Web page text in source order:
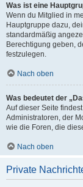
Was ist eine
Wenn du Mitglied in
Hauptgruppe dazu,
standardmäßig
Berechtigung geben,
festzulegen.
Nach oben
Was bedeutet der
Auf dieser Seite
Administratoren, der
wie die Foren, die
Nach oben
Private